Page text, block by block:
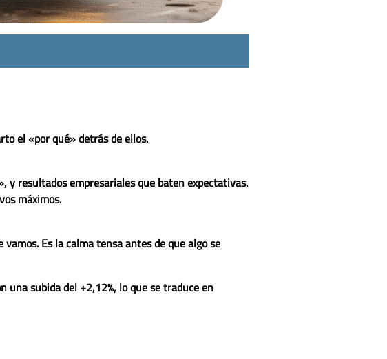
el «por qué» detrás de ellos.
y resultados empresariales que baten expectativas.
máximos.
Es la calma tensa antes de que algo se
una subida del+2,12%, lo que se traduce en